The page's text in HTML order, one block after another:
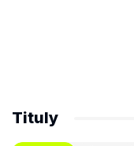
Tituly